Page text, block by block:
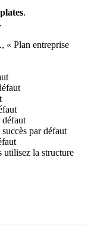
.
« Plan entreprise
défaut
par défaut
utilisez la structure